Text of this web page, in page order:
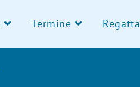
Termine Regatta